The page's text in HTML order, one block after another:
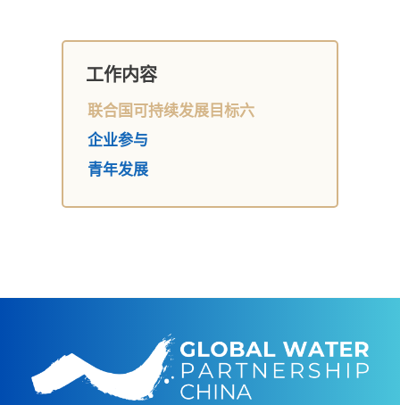
工作内容
联合国可持续发展目标六
企业参与
青年发展